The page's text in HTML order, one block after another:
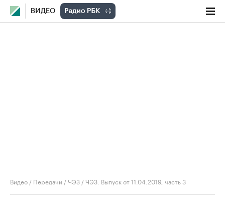
ВИДЕО
Видео / Передачи /ЧЭЗ /ЧЭЗ. Выпуск от 11.04.2019, часть 3